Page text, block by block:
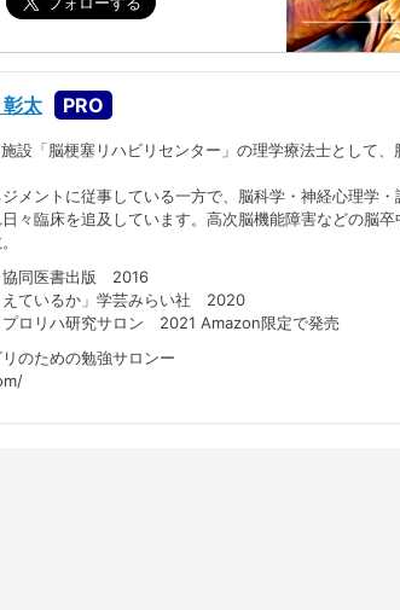
太
設「脳梗塞リハビリセンター」の理学療法士として、
メントに従事している一方で、脳科学・神経心理学・
々臨床を追及しています。高次脳機能障害などの脳
協同医書出版 2016
いるか」学芸みらい社 2020
リハ研究サロン 2021 Amazon限定で発売
のための勉強サロンー